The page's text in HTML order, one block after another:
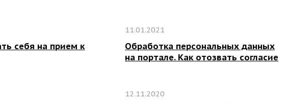
себя на прием к
11.01.2021
Обработка персональных данных
на портале. Как отозвать согласие
12.11.2020